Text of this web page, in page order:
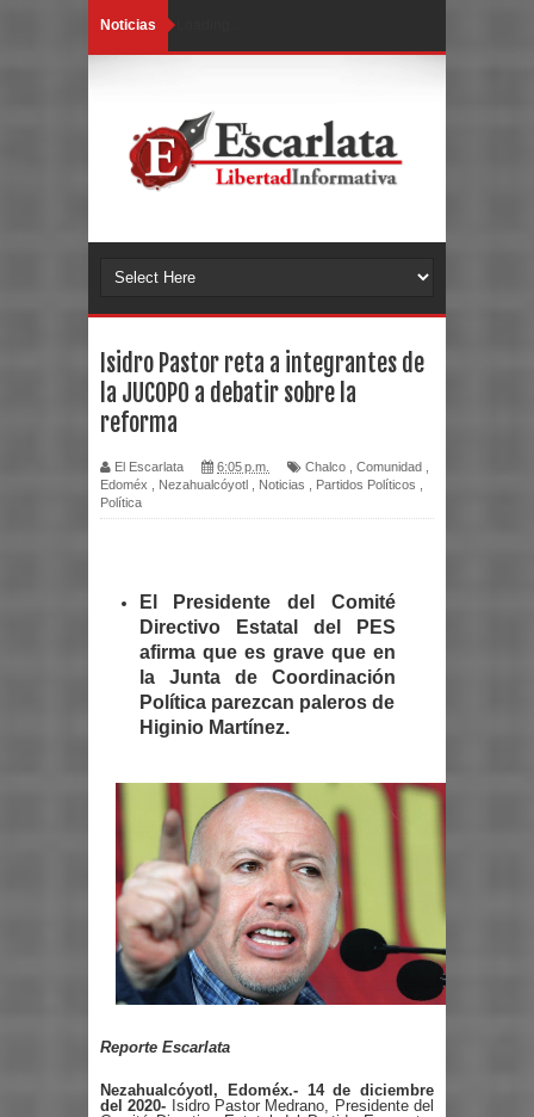
Noticias
Isidro Pastor reta a integrantes de
la JUCOPO a debatir sobre la
reforma
El Escarlata 6:05 p.m. Chalco Comunidad
Edoméx
Nezahualcóyotl Noticias Partidos Políticos
Política
El Presidente del Comité
Directivo Estatal del PES
afirma que es grave que en
la Junta de Coordinación
Política parezcan paleros de
Higinio Martínez.
Reporte Escarlata
Nezahualcóyotl, Edoméx.- 14 de diciembre
del 2020- Isidro Pastor Medrano, Presidente del